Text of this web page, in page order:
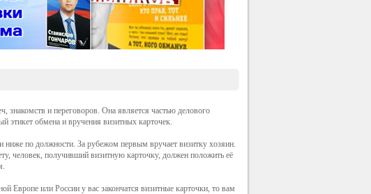
знакомств и переговоров. Она является частью делового
этикет обмена и вручения визитных карточек.
ниже по должности. За рубежом первым вручает визитку хозяин.
человек, получивший визитную карточку, должен положить её
Европе или России у вас закончатся визитные карточки, то вам